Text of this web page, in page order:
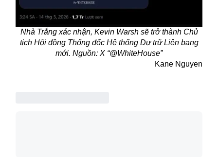
Nhà Trắng xác nhận, Kevin Warsh sẽ trở thành Chủ
tịch Hội đồng Thống đốc Hệ thống Dự trữ Liên bang
mới. Nguồn: X “@WhiteHouse”
Kane Nguyen